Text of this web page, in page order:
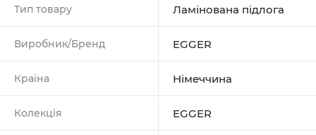
Тип товару Ламінована підлога
Виробник/Бренд EGGER
Країна Німеччина
Колекція EGGER